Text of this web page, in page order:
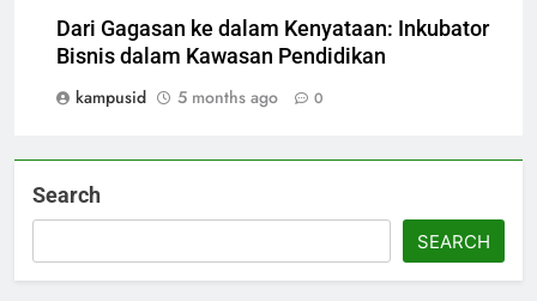
Dari Gagasan ke dalam Kenyataan: Inkubator
Bisnis dalam Kawasan Pendidikan
kampusid
5 months ago 0
Search
SEARCH